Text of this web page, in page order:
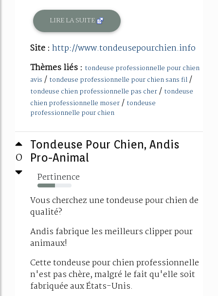
LIRE LA SUITE
Site : http://www.tondeusepourchien.info
Thèmes liés : tondeuse professionnelle pour chien
avis / tondeuse professionnelle pour chien sans fil/
tondeuse chien professionnelle pas cher/ tondeuse
chien professionnelle moser/ tondeuse
professionnelle pour chien
0
Tondeuse Pour Chien, Andis
Pro-Animal
Pertinence
51%
Vous cherchez une tondeuse pour chien de
qualité?
Andis fabrique les meilleurs clipper pour
animaux!
Cette tondeuse pour chien professionnelle
n'est pas chère, malgré le fait qu'elle soit
fabriquée aux États-Unis.